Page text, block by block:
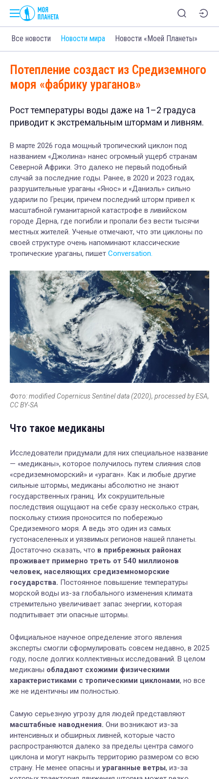
Все новости Новости мира Новости «Моей Планеты»
Потепление создаст из Средиземного
моря «фабрику ураганов»
Рост температуры воды даже на 1–2 градуса
приводит к экстремальным штормам и ливням.
В марте 2026 года мощный тропический циклон под
названием «Джолина» нанес огромный ущерб странам
Северной Африки. Это далеко не первый подобный
случай за последние годы. Ранее, в 2020 и 2023 годах,
разрушительные ураганы «Янос» и «Даниэль» сильно
ударили по Греции, причем последний шторм привел к
масштабной гуманитарной катастрофе в ливийском
городе Дерна, где погибли и пропали без вести тысячи
местных жителей. Ученые отмечают, что эти циклоны по
своей структуре очень напоминают классические
тропические ураганы, пишет Conversation.
Фото: modified Copernicus Sentinel data (2020), processed by ESA,
CC BY-SA
Что такое медиканы
Исследователи придумали для них специальное название
— «медиканы», которое получилось путем слияния слов
«средиземноморский» и «ураган». Как и любые другие
сильные штормы, медиканы абсолютно не знают
государственных границ. Их сокрушительные
последствия ощущают на себе сразу несколько стран,
поскольку стихия проносится по побережью
Средиземного моря. А ведь это один из самых
густонаселенных и уязвимых регионов нашей планеты.
Достаточно сказать, что в прибрежных районах
проживает примерно треть от 540 миллионов
человек, населяющих средиземноморские
государства. Постоянное повышение температуры
морской воды из-за глобального изменения климата
стремительно увеличивает запас энергии, которая
подпитывает эти опасные штормы.
Официальное научное определение этого явления
эксперты смогли сформулировать совсем недавно, в 2025
году, после долгих коллективных исследований. В целом
медиканы обладают схожими физическими
характеристиками с тропическими циклонами, но все
же не идентичны им полностью.
Самую серьезную угрозу для людей представляют
масштабные наводнения. Они возникают из-за
интенсивных и обширных ливней, которые часто
распространяются далеко за пределы центра самого
циклона и могут накрыть территорию размером со всю
страну. Не менее опасны и ураганные ветры, из-за